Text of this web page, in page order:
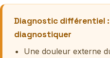
Diagnostic différentiel :
diagnostiquer
Une douleur externe